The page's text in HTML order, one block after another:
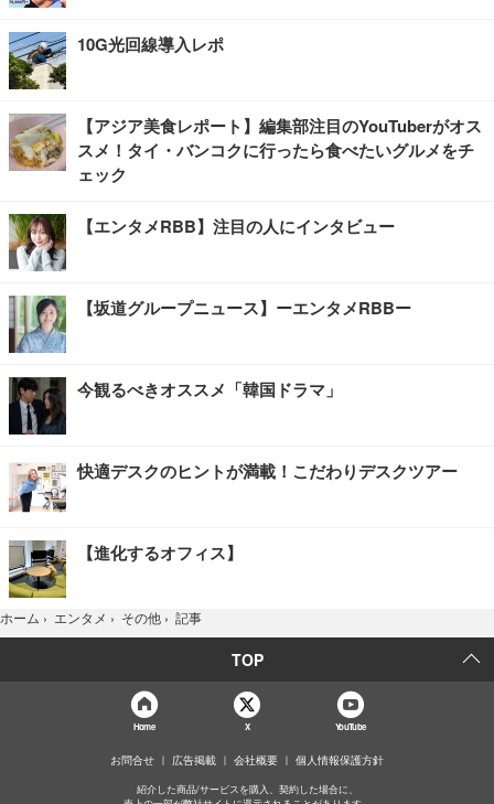
10G光回線導入レポ
【アジア美食レポート】編集部注目のYouTuberがオス
スメ！タイ・バンコクに行ったら食べたいグルメをチ
ェック
【エンタメRBB】注目の人にインタビュー
【坂道グループニュース】ーエンタメRBBー
今観るべきオススメ「韓国ドラマ」
快適デスクのヒントが満載！こだわりデスクツアー
【進化するオフィス】
ホーム › エンタメ › その他 › 記事
TOP
Home X YouTube
お問合せ 広告掲載 会社概要 個人情報保護方針
紹介した商品/サービスを購入、契約した場合に、